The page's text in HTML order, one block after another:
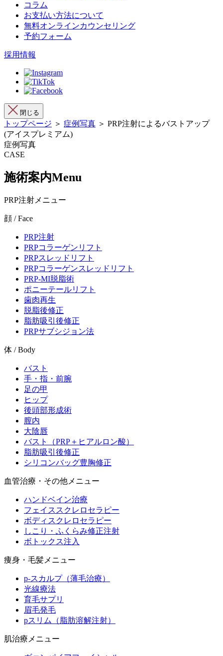
コラム
お支払い方法について
無料オンラインカウンセリング
予約フォーム
採用情報
閉じる
トップページ ＞ 症例写真 ＞ PRP注射によるバストアップ
(アイスプレミアム)
症例写真
CASE
施術案内Menu
PRP注射メニュー
顔 / Face
PRP注射
PRPコラーゲンリフト
PRPスレッドリフト
PRPコラーゲンスレッドリフト
PRP-MI脱脂術
ポニーテールリフト
歯肉再生
脱脂後修正
脂肪吸引後修正
PRPサブシジョン法
体 / Body
バスト
手・指・前腕
足の甲
ヒップ
後頭部形成術
膣内
大陰唇
バスト（PRP＋ヒアルロン酸）
脂肪吸引後修正
シリコンバッグ豊胸修正
血管治療・その他メニュー
ハンドベイン治療
フェイススクレロセラピー
ボディスクレロセラピー
しこり・ふくらみ修正注射
ボトックス注入
痩身・毛髪メニュー
p-スカルプ（薄毛治療）
光線療法
育毛サプリ
眉毛発毛
pスリム（脂肪溶解注射）
肌治療メニュー